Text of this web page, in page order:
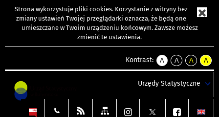
Strona wykorzystuje pliki cookies. Korzystanie z witryny bez
zmiany ustawień Twojej przeglądarki oznacza, że będą one
umieszczane w Twoim urządzeniu końcowym. Zawsze możesz
zmienić te ustawienia.
Kontrast:
A
kontrast
A
kontrast
tekst
czarnym
A
kontrast
tekst
czarnym
A
tekst
żółtym
Urzędy Statystyczne